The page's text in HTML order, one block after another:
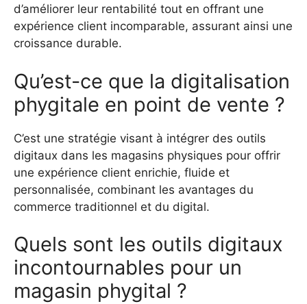
d’améliorer leur rentabilité tout en offrant une
expérience client incomparable, assurant ainsi une
croissance durable.
Qu’est-ce que la digitalisation
phygitale en point de vente ?
C’est une stratégie visant à intégrer des outils
digitaux dans les magasins physiques pour offrir
une expérience client enrichie, fluide et
personnalisée, combinant les avantages du
commerce traditionnel et du digital.
Quels sont les outils digitaux
incontournables pour un
magasin phygital ?